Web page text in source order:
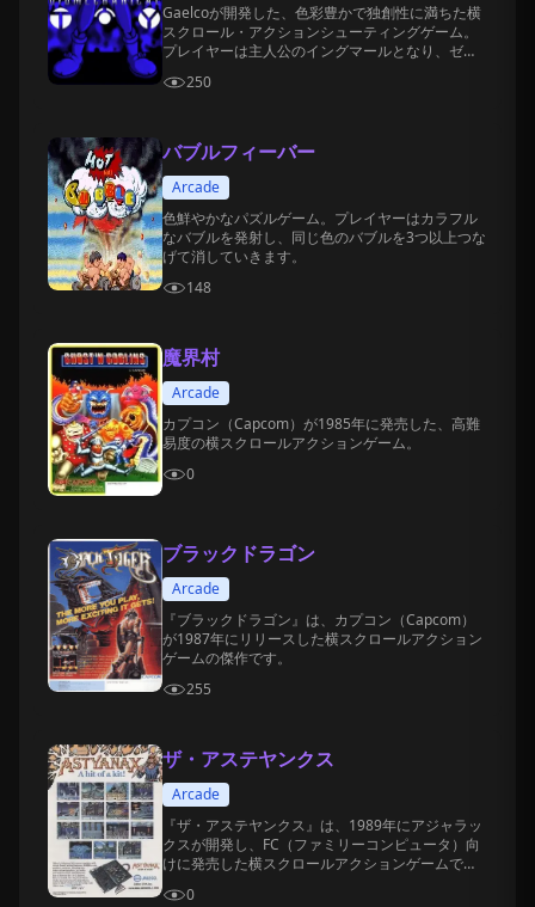
Gaelcoが開発した、色彩豊かで独創性に満ちた横
スクロール・アクションシューティングゲーム。
プレイヤーは主人公のイングマールとなり、ゼン
ジー世界を駆け抜け、盗まれた「マジック・ギ
250
バブルフィーバー
Arcade
色鮮やかなパズルゲーム。プレイヤーはカラフル
なバブルを発射し、同じ色のバブルを3つ以上つな
げて消していきます。
148
魔界村
Arcade
カプコン（Capcom）が1985年に発売した、高難
易度の横スクロールアクションゲーム。
0
ブラックドラゴン
Arcade
『ブラックドラゴン』は、カプコン（Capcom）
が1987年にリリースした横スクロールアクション
ゲームの傑作です。
255
ザ・アステヤンクス
Arcade
『ザ・アステヤンクス』は、1989年にアジャラッ
クスが開発し、FC（ファミリーコンピュータ）向
けに発売した横スクロールアクションゲームで
0